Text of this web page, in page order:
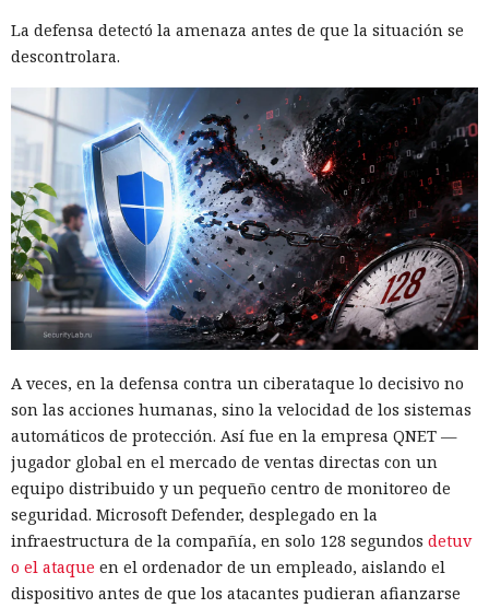
La defensa detectó la amenaza antes de que la situación se
descontrolara.
A veces, en la defensa contra un ciberataque lo decisivo no
son las acciones humanas, sino la velocidad de los sistemas
automáticos de protección. Así fue en la empresa QNET —
jugador global en el mercado de ventas directas con un
equipo distribuido y un pequeño centro de monitoreo de
seguridad. Microsoft Defender, desplegado en la
infraestructura de la compañía, en solo 128 segundos detuv
o el ataque en el ordenador de un empleado, aislando el
dispositivo antes de que los atacantes pudieran afianzarse